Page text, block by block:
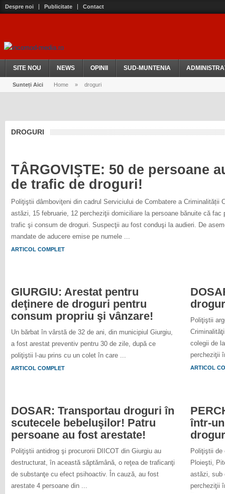
Despre noi Publicitate Contact
SITE NOU NEWS OPINII SUD-MUNTENIA
Sunteți Aici Home » droguri
DROGURI
TÂRGOVIŞTE: 50 de persoane
de trafic de droguri!
Poliţiştii dâmboviţeni din cadrul Serviciului de Combatere a Criminalității
astăzi, 15 februarie, 12 percheziţii domiciliare la persoane bănuite că
trafic şi consum de droguri. Suspecţii au fost conduşi la audieri. De
mandate de aducere emise pe numele ...
ARTICOL COMPLET
GIURGIU: Arestat pentru
deţinere de droguri pentru
consum propriu şi vânzare!
Un bărbat în vârstă de 32 de ani, din municipiul Giurgiu,
a fost arestat preventiv pentru 30 de zile, după ce
poliţiştii l-au prins cu un colet în care ...
ARTICOL COMPLET
Poliţiştii
colegii de
percheziţii
ARTICOL
DOSAR: Transportau droguri în
scutecele bebeluşilor! Patru
persoane au fost arestate!
Poliţiştii antidrog şi procurorii DIICOT din Giurgiu au
destructurat, în această săptămână, o reţea de traficanţi
de substanţe cu efect psihoactiv. În cauză, au fost
arestate 4 persoane din ...
într-
Poliţiştii de
Ploieşti,
astăzi, sub
percheziţii